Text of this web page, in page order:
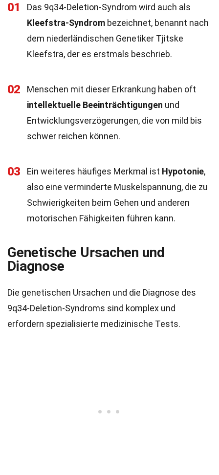
01
Das 9q34-Deletion-Syndrom wird auch als
Kleefstra-Syndrom bezeichnet, benannt nach
dem niederländischen Genetiker Tjitske
Kleefstra, der es erstmals beschrieb.
02
Menschen mit dieser Erkrankung haben oft
intellektuelle Beeinträchtigungen und
Entwicklungsverzögerungen, die von mild bis
schwer reichen können.
03 Ein weiteres häufiges Merkmal ist Hypotonie,
also eine verminderte Muskelspannung, die zu
Schwierigkeiten beim Gehen und anderen
motorischen Fähigkeiten führen kann.
Genetische Ursachen und
Diagnose
Die genetischen Ursachen und die Diagnose des
9q34-Deletion-Syndroms sind komplex und
erfordern spezialisierte medizinische Tests.